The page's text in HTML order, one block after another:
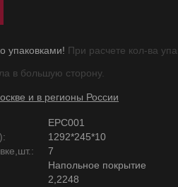
упаковками! При расчете кол-ва
в большую сторону.
и в регионы России
EPC001
1292*245*10
7
Напольное покрытие
2,2248